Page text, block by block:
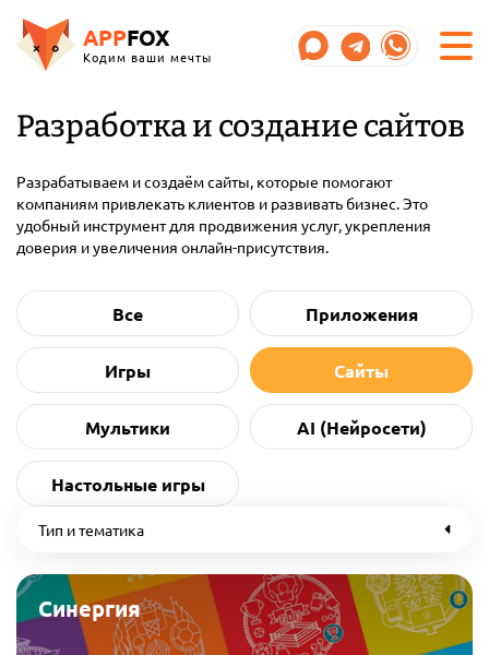
APPFOX
Кодим ваши мечты
Разработка и создание сайтов
Разрабатываем и создаём сайты, которые помогают
компаниям привлекать клиентов и развивать бизнес. Это
удобный инструмент для продвижения услуг, укрепления
доверия и увеличения онлайн-присутствия.
Все Приложения
Игры Сайты
Мультики AI (Нейросети)
Настольные игры
Тип и тематика
Синергия